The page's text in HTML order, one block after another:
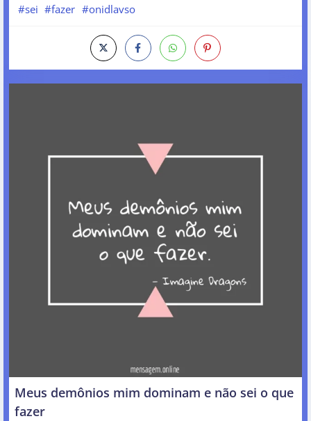
#sei #fazer #onidlavso
Meus demônios mim dominam e não sei o que
fazer